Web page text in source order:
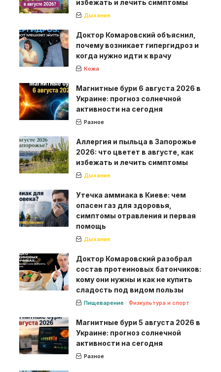
избежать и лечить симптомы
Дыхание
Доктор Комаровский объяснил,
почему возникает гипергидроз и
когда нужно идти к врачу
Кожа
Магнитные бури 6 августа 2026 в
Украине: прогноз солнечной
активности на сегодня
Разное
Аллергия и пыльца в Запорожье
2026: что цветет в августе, как
избежать и лечить симптомы
Дыхание
Утечка аммиака в Киеве: чем
опасен газ для здоровья,
симптомы отравления и первая
помощь
Дыхание
Доктор Комаровский разобрал
состав протеиновых батончиков:
кому они нужны и как не купить
сладость под видом пользы
Пищеварение Физкультура и спорт
Магнитные бури 5 августа 2026 в
Украине: прогноз солнечной
активности на сегодня
Разное